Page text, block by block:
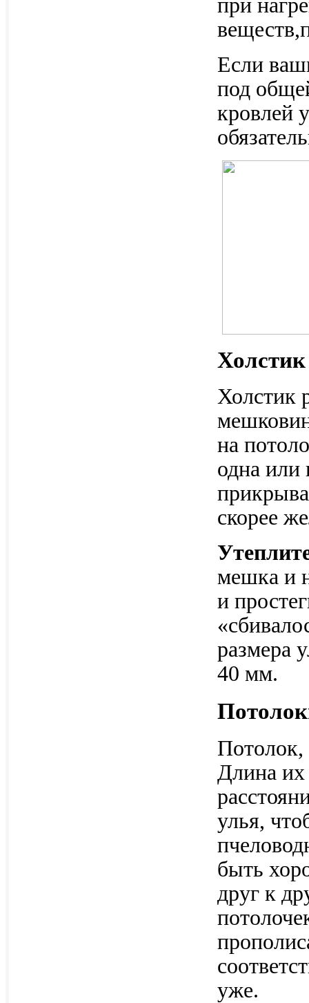
при
Если
под
кровлей
Холстик
на
одна или
скорее
мешка и
и
размера
40 мм.
Потолок
Потолок,
Длина
улья,
быть
друг к
уже.